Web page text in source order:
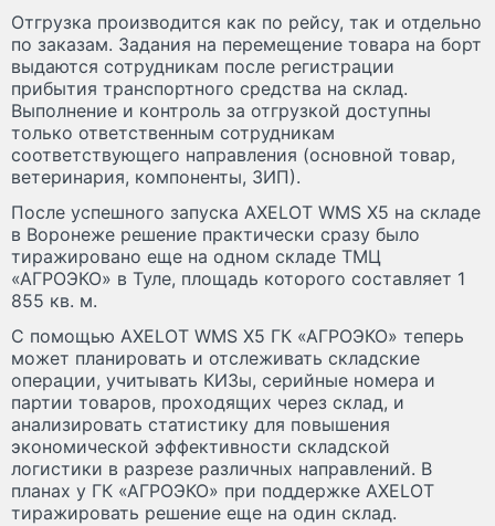
Отгрузка производится как по рейсу, так и отдельно
по заказам. Задания на перемещение товара на борт
выдаются сотрудникам после регистрации
прибытия транспортного средства на склад.
Выполнение и контроль за отгрузкой доступны
только ответственным сотрудникам
соответствующего направления (основной товар,
ветеринария, компоненты, ЗИП).
После успешного запуска AXELOT WMS X5 на складе
в Воронеже решение практически сразу было
тиражировано еще на одном складе ТМЦ
«АГРОЭКО» в Туле, площадь которого составляет 1
855 кв. м.
С помощью AXELOT WMS X5 ГК «АГРОЭКО» теперь
может планировать и отслеживать складские
операции, учитывать КИЗы, серийные номера и
партии товаров, проходящих через склад, и
анализировать статистику для повышения
экономической эффективности складской
логистики в разрезе различных направлений. В
планах у ГК «АГРОЭКО» при поддержке AXELOT
тиражировать решение еще на один склад.